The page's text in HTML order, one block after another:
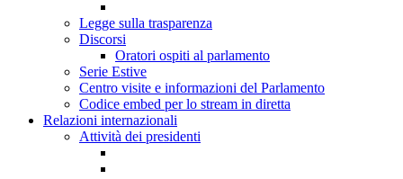
Legge sulla trasparenza
Discorsi
Oratori ospiti al parlamento
Serie Estive
Centro visite e informazioni del Parlamento
Codice embed per lo stream in diretta
Relazioni internazionali
Attività dei presidenti